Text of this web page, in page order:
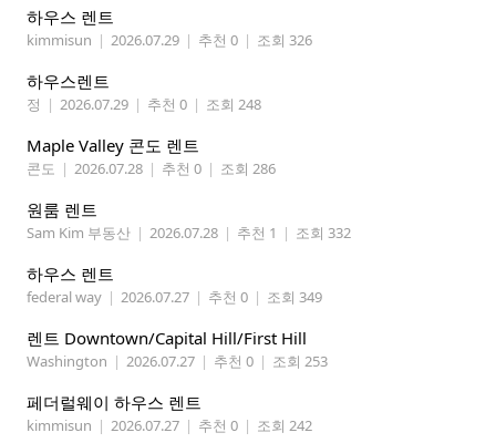
하우스 렌트
kimmisun | 2026.07.29 | 추천 0 | 조회 326
하우스렌트
정 | 2026.07.29 | 추천 0 | 조회 248
Maple Valley 콘도 렌트
콘도 | 2026.07.28 | 추천 0 | 조회 286
원룸 렌트
Sam Kim 부동산 | 2026.07.28 | 추천 1 | 조회 332
하우스 렌트
federal way | 2026.07.27 | 추천 0 | 조회 349
렌트 Downtown/Capital Hill/First Hill
Washington | 2026.07.27 | 추천 0 | 조회 253
페더럴웨이 하우스 렌트
kimmisun | 2026.07.27 | 추천 0 | 조회 242